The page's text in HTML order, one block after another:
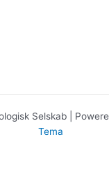
Selskab |
Tema